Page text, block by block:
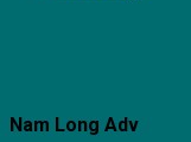
Nam Long Adv